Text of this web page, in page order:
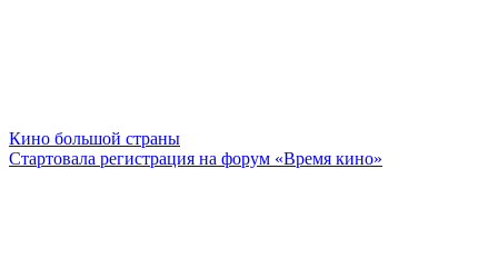
Кино большой страны
Стартовала регистрация на форум «Время кино»